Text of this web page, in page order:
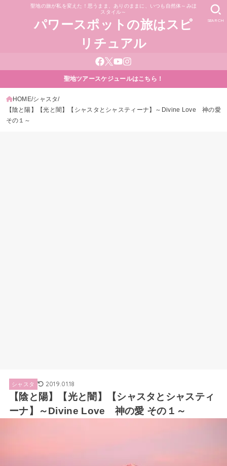
聖地の旅が私を変えた！思うまま、ありのままに、いつも自然体～みほ
スタイル～
パワースポットの旅はスピ
リチュアル
SEARCH
聖地ツアースケジュールはこちら！
HOME シャスタ
【陰と陽】【光と闇】【シャスタとシャスティーナ】～Divine Love 神の愛
その１～
シャスタ 2019.01.18
【陰と陽】【光と闇】【シャスタとシャスティ
ーナ】～Divine Love 神の愛 その１～